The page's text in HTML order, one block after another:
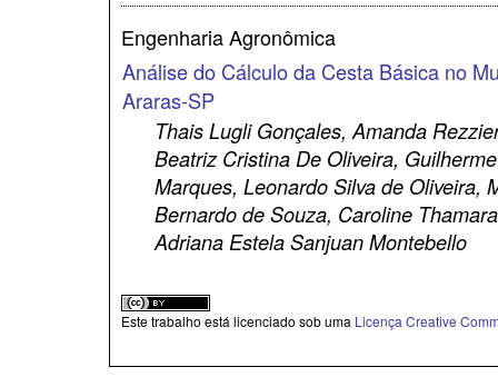
Engenharia Agronômica
Análise do Cálculo da Cesta Básica no
Araras-SP
Thais Lugli Gonçales, Amanda
Beatriz Cristina De Oliveira,
Marques, Leonardo Silva de Oliveira,
Bernardo de Souza, Caroline
Adriana Estela Sanjuan Montebello
Este trabalho está licenciado sob uma Licença Creative